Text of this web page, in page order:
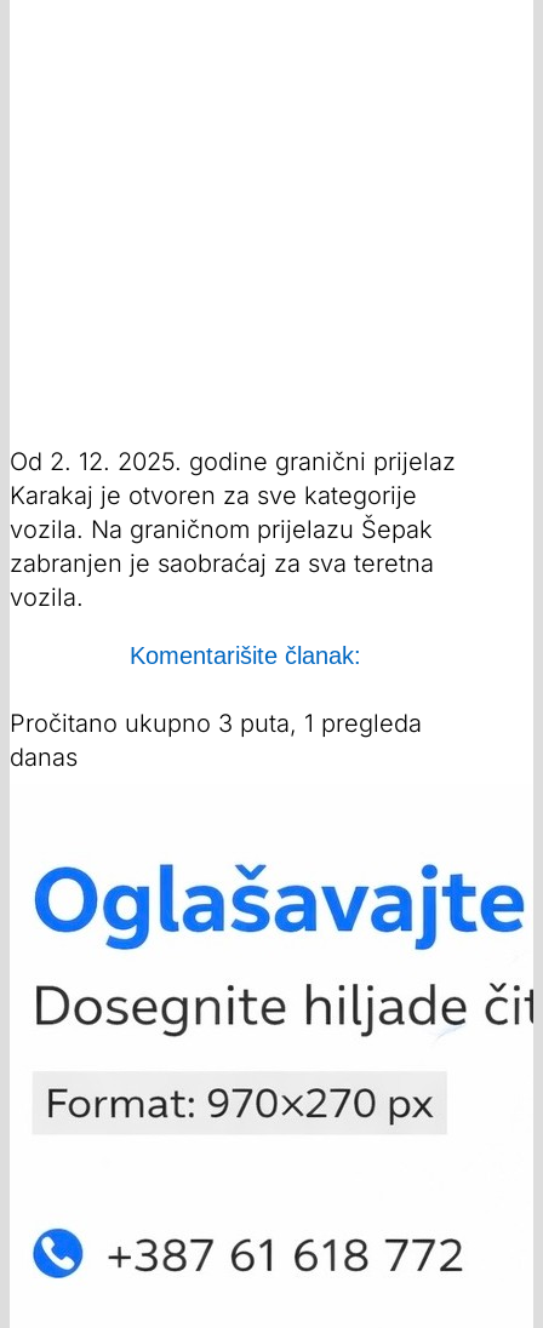
Od 2. 12. 2025. godine granični prijelaz
Karakaj je otvoren za sve kategorije
vozila. Na graničnom prijelazu Šepak
zabranjen je saobraćaj za sva teretna
vozila.
Komentarišite članak:
Pročitano ukupno 3 puta, 1 pregleda
danas